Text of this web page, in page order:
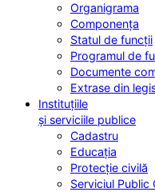
Organigrama
Componența
Statul de funcții
Programul de
Documente
Extrase din
Instituțiile
și serviciile publice
Cadastru
Educația
Protecție civilă
Serviciul Public